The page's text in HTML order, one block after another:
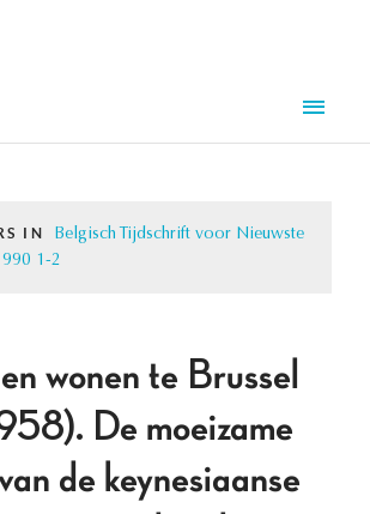
IN
Belgisch Tijdschrift voor Nieuwste
1-2
wonen te Brussel
De moeizame
de keynesiaanse